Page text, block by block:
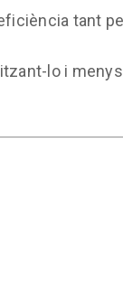
tant
lo i